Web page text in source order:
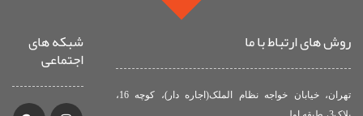
روش های ارتباط با ما
تهران، خیابان خواجه نظام الملک(اجاره دار)، کوچه 16،
شبکه های
اجتماعی